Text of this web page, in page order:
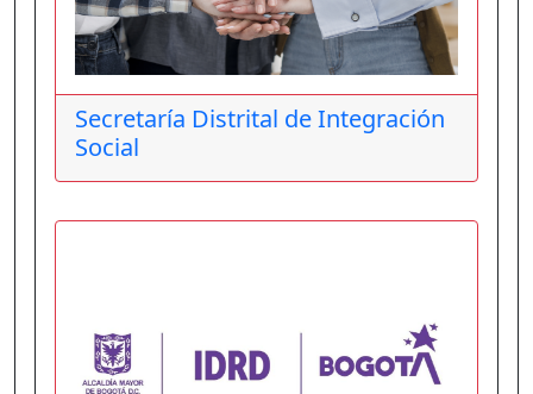
Secretaría Distrital de Integración
Social